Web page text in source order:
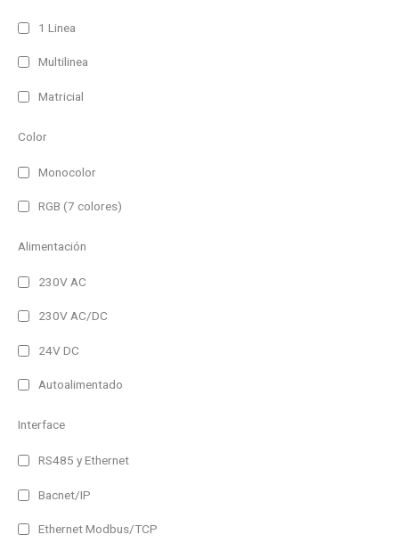
1 Linea
Multilinea
Matricial
Color
Monocolor
RGB (7 colores)
Alimentación
230V AC
230V AC/DC
24V DC
Autoalimentado
Interface
RS485 y Ethernet
Bacnet/IP
Ethernet Modbus/TCP